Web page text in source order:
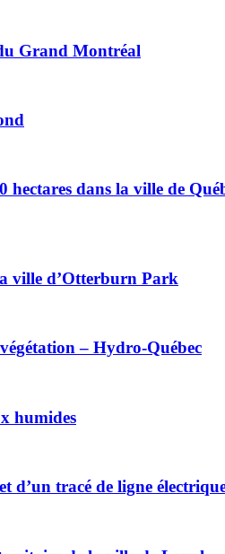
Grand Montréal
dans la ville de
ville d’Otterburn Park
– Hydro-Québec
humides
d’un tracé de ligne